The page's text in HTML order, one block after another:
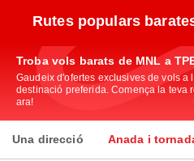
Rutes populars
Troba vols barats de MNL a
Gaudeix d'ofertes exclusives de vols a
destinació preferida. Comença la teva
ara!
Una direcció Anada i